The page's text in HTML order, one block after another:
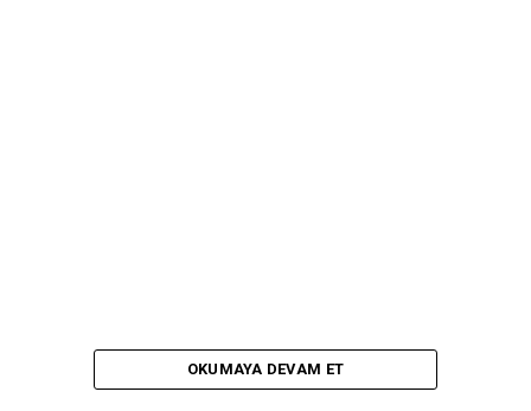
OKUMAYA DEVAM ET